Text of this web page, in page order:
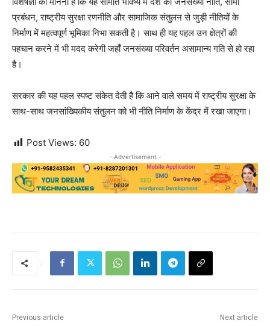
प्रबंधन, राष्ट्रीय सुरक्षा रणनीति और सामाजिक संतुलन से जुड़ी नीतियों के
निर्माण में महत्वपूर्ण भूमिका निभा सकती है। साथ ही यह पहल उन क्षेत्रों की
पहचान करने में भी मदद करेगी जहाँ जनसंख्या परिवर्तन असामान्य गति से हो रहा
है।
सरकार की यह पहल स्पष्ट संकेत देती है कि आने वाले समय में राष्ट्रीय सुरक्षा के
साथ-साथ जनसांख्यिकीय संतुलन को भी नीति निर्माण के केंद्र में रखा जाएगा।
Post Views: 60
- Advertisement -
Previous article Next article